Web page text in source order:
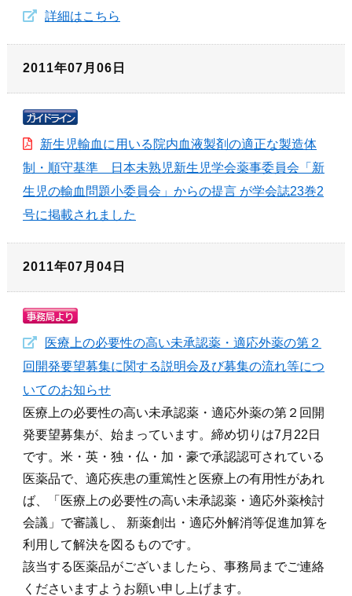
詳細はこちら
2011年07月06日
新生児輸血に用いる院内血液製剤の適正な製造体
制・順守基準 日本未熟児新生児学会薬事委員会「新
生児の輸血問題小委員会」からの提言 が学会誌23巻2
号に掲載されました
2011年07月04日
医療上の必要性の高い未承認薬・適応外薬の第２
回開発要望募集に関する説明会及び募集の流れ等につ
いてのお知らせ
医療上の必要性の高い未承認薬・適応外薬の第２回開
発要望募集が、始まっています。締め切りは7月22日
です。米・英・独・仏・加・豪で承認認可されている
医薬品で、適応疾患の重篤性と医療上の有用性があれ
ば、「医療上の必要性の高い未承認薬・適応外薬検討
会議」で審議し、 新薬創出・適応外解消等促進加算を
利用して解決を図るものです。
該当する医薬品がございましたら、事務局までご連絡
くださいますようお願い申し上げます。